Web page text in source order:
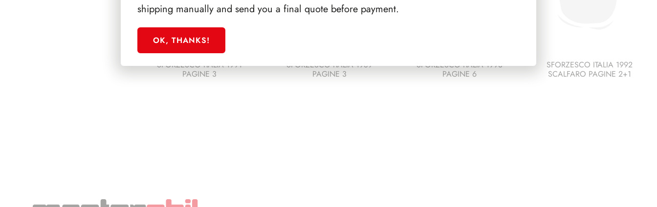
SFORZESCO ITALIA 1991
PAGINE 3
SFORZESCO ITALIA 1989
PAGINE 3
SFORZESCO ITALIA 1993
PAGINE 6
SFORZESCO ITALIA 1992
SCALFARO PAGINE 2+1
shipping manually and send you a final quote before payment.
OK, THANKS!